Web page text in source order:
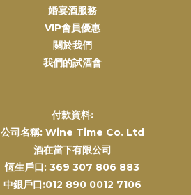
婚宴酒服務
VIP會員優惠
關於我們
我們的試酒會
付款資料:
公司名稱: Wine Time Co. Ltd
酒在當下有限公司
恆生戶口: 369 307 806 883
中銀戶口:012 890 0012 7106